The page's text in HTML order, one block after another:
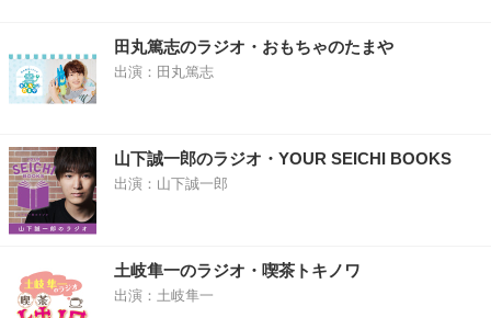
田丸篤志のラジオ・おもちゃのたまや
出演：田丸篤志
山下誠一郎のラジオ・YOUR SEICHI BOOKS
出演：山下誠一郎
土岐隼一のラジオ・喫茶トキノワ
出演：土岐隼一